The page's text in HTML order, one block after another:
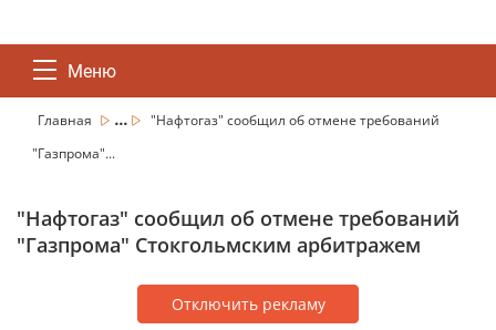
Меню
Главная ...
"Нафтогаз" сообщил об отмене требований
"Газпрома"...
"Нафтогаз" сообщил об отмене требований
"Газпрома" Стокгольмским арбитражем
Отключить рекламу